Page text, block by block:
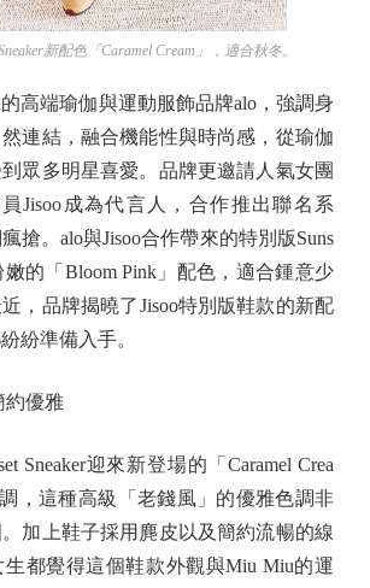
新配色「Caramel Cream」，適合秋冬。
端瑜伽與運動服飾品牌alo，強調身
連結，融合機能性與時尚感，從瑜伽
眾多明星喜愛。品牌更邀請人氣女團
Jisoo成為代言人，合作推出聯名系
搶。alo與Jisoo合作帶來的特別版Suns
嫩的「Bloom Pink」配色，適合鍾意少
，品牌揭曉了Jisoo特別版鞋款的新配
紛準備入手。
優雅
迎來新登場的「Caramel Crea
，這種高級「老錢風」的優雅色調非
加上鞋子採用麂皮以及簡約流暢的線
都覺得這個鞋款外觀與Miu Miu的運